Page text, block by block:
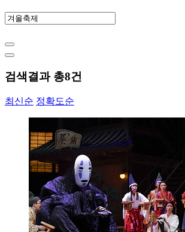
검색결과 총8건
최신순 정확도순